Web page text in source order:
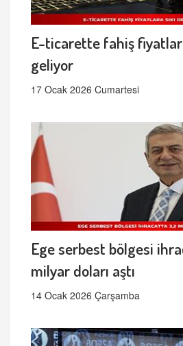
E-ticarette fahiş
geliyor
17 Ocak 2026 Cumartesi
Ege serbest bölgesi
milyar doları aştı
14 Ocak 2026 Çarşamba